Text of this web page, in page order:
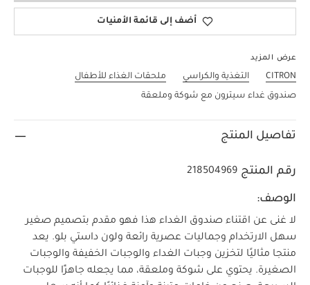
أضف إلى قائمة الأمنيات
عرض المزيد
CITRON التغذية والكراسي
ملحقات الغذاء للأطفال
صندوق غداء سيترون مع شوكة وملعقة
تفاصيل المنتج
رقم المنتج 218504969
الوصف:
لا غنى عن اقتناء صندوق الغداء هذا فهو مقدم بتصميم صغير
سهل الارتخدام وجماليات عصرية رائعة ولون داستي بلو. يعد
منتجا مثاليًا لتخزين وجبات الغداء والوجبات الخفيفة والوجبات
الصغيرة. يحتوي على شوكة وملعقة، مما يجعله جاهزًا للوجبات